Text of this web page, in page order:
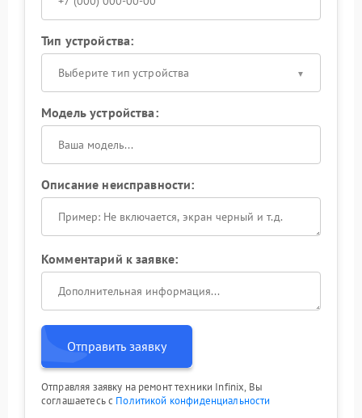
Тип устройства:
Выберите тип устройства
Модель устройства:
Описание неисправности:
Комментарий к заявке:
Отправить заявку
Отправляя заявку на ремонт техники Infinix, Вы
соглашаетесь с Политикой конфиденциальности